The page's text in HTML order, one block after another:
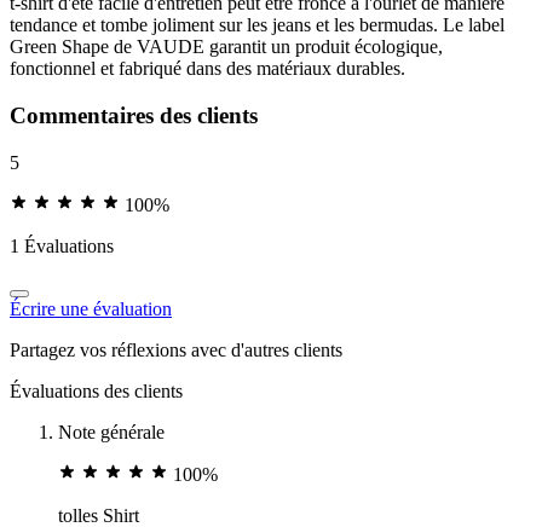
tendance et tombe joliment sur les jeans et les bermudas. Le label
Green Shape de VAUDE garantit un produit écologique,
fonctionnel et fabriqué dans des matériaux durables.
Commentaires des clients
5
100%
1 Évaluations
Écrire une évaluation
Partagez vos réflexions avec d'autres clients
Évaluations des clients
Note générale
100%
tolles Shirt